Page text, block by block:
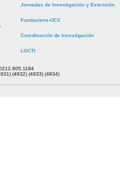
Jornadas de Investigación y Extensión
Fundaciens-UCV
Coordinación de Investigación
LOCTI
(4932) (4933) (4934)